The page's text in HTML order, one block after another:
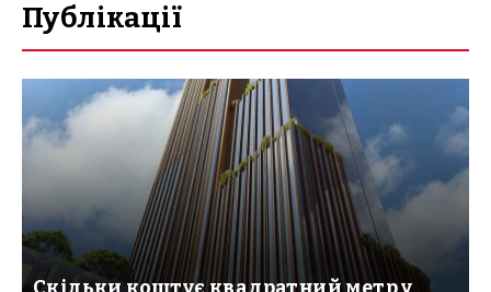
Публікації